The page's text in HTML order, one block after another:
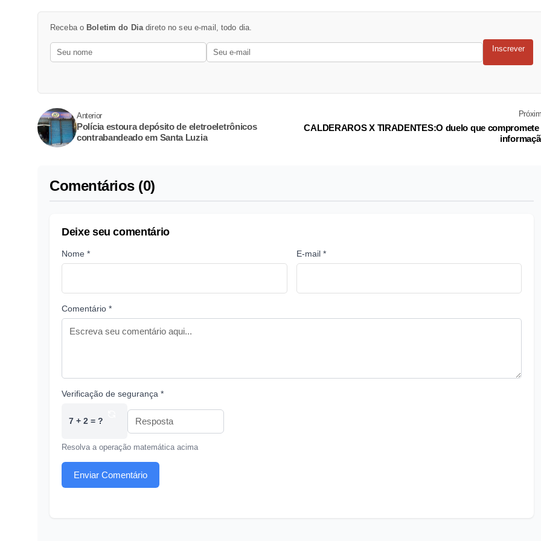
Receba o Boletim do Diadireto no seu e-mail, todo dia.
Inscrever
Anterior
Polícia estoura depósito de eletroeletrônicos
contrabandeado em Santa Luzia
CALDERAROS X TIRADENTES:O duelo que compromete
Comentários (0)
Deixe seu comentário
Nome * E-mail *
Comentário *
Verificação de segurança *
7 + 2 = ?
Resolva a operação matemática acima
Enviar Comentário